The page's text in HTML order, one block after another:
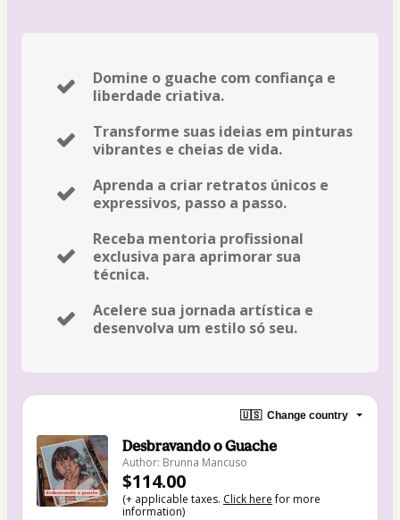
Domine o guache com confiança e
liberdade criativa.
Transforme suas ideias em pinturas
vibrantes e cheias de vida.
Aprenda a criar retratos únicos e
expressivos, passo a passo.
Receba mentoria profissional
exclusiva para aprimorar sua
técnica.
Acelere sua jornada artística e
desenvolva um estilo só seu.
🇺🇸 Change country
Desbravando o Guache
Author: Brunna Mancuso
$114.00
(+ applicable taxes. Click herefor more
information)